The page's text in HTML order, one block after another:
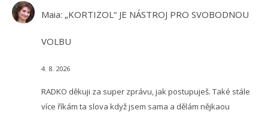
Maia: „KORTIZOL“ JE NÁSTROJ PRO SVOBODNOU
VOLBU
4. 8. 2026
RADKO děkuji za super zprávu, jak postupuješ. Také stále
více říkám ta slova když jsem sama a dělám nějkaou